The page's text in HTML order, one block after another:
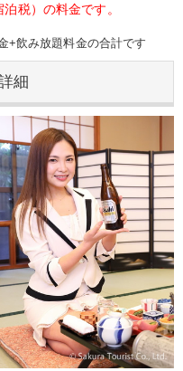
税）の料金です。
+飲み放題料金の合計です
細